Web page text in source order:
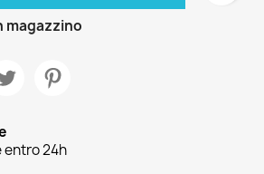
magazzino
entro 24h